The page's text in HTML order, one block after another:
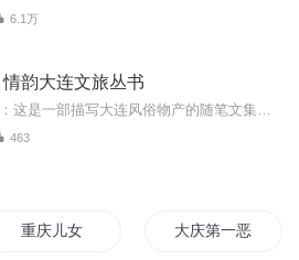
6.1万
韵大连文旅丛书
463
重庆儿女 大庆第一恶